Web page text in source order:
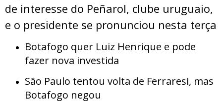
de interesse do Peñarol, clube uruguaio,
e o presidente se pronunciou nesta terça
Botafogo quer Luiz Henrique e pode
fazer nova investida
São Paulo tentou volta de Ferraresi, mas
Botafogo negou